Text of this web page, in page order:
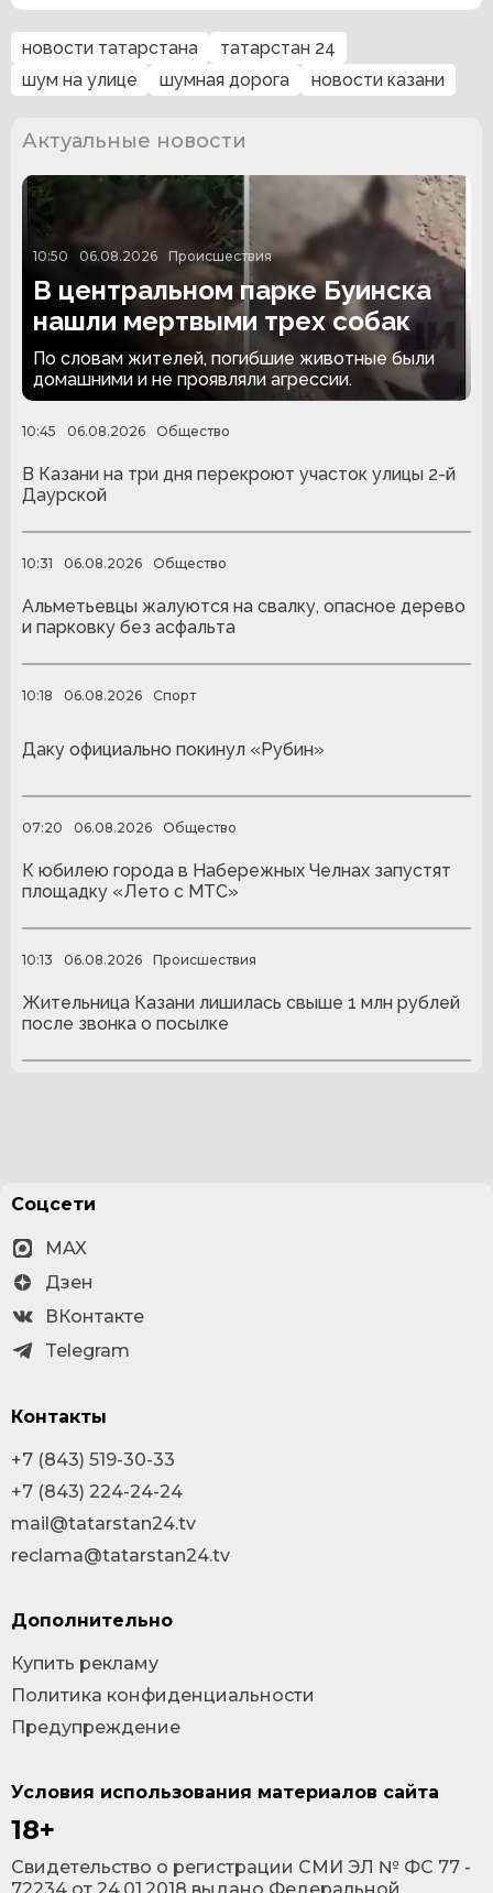
новости татарстана
татарстан 24
шум на улице
шумная дорога новости казани
Актуальные новости
10:50 06.08.2026 Происшествия
В центральном парке Буинска
нашли мертвыми трех собак
По словам жителей, погибшие животные были
домашними и не проявляли агрессии.
10:45 06.08.2026 Общество
В Казани на три дня перекроют участок улицы 2-й
Даурской
10:31 06.08.2026 Общество
Альметьевцы жалуются на свалку, опасное дерево
и парковку без асфальта
10:18 06.08.2026 Спорт
Даку официально покинул «Рубин»
07:20 06.08.2026 Общество
К юбилею города в Набережных Челнах запустят
площадку «Лето с МТС»
10:13 06.08.2026 Происшествия
Жительница Казани лишилась свыше 1 млн рублей
после звонка о посылке
Условия использования материалов сайта
18+
Cвидетельство о регистрации СМИ ЭЛ № ФС 77 -
Соцсети
MAX
Дзен
ВКонтакте
Telegram
Контакты
+7 (843) 519-30-33
+7 (843) 224-24-24
mail@tatarstan24.tv
reclama@tatarstan24.tv
Дополнительно
Купить рекламу
Политика конфиденциальности
Предупреждение